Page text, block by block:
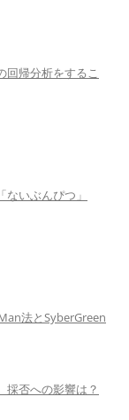
回帰分析をするこ
いぶんぴつ」
法とSyberGreen
採否への影響は？